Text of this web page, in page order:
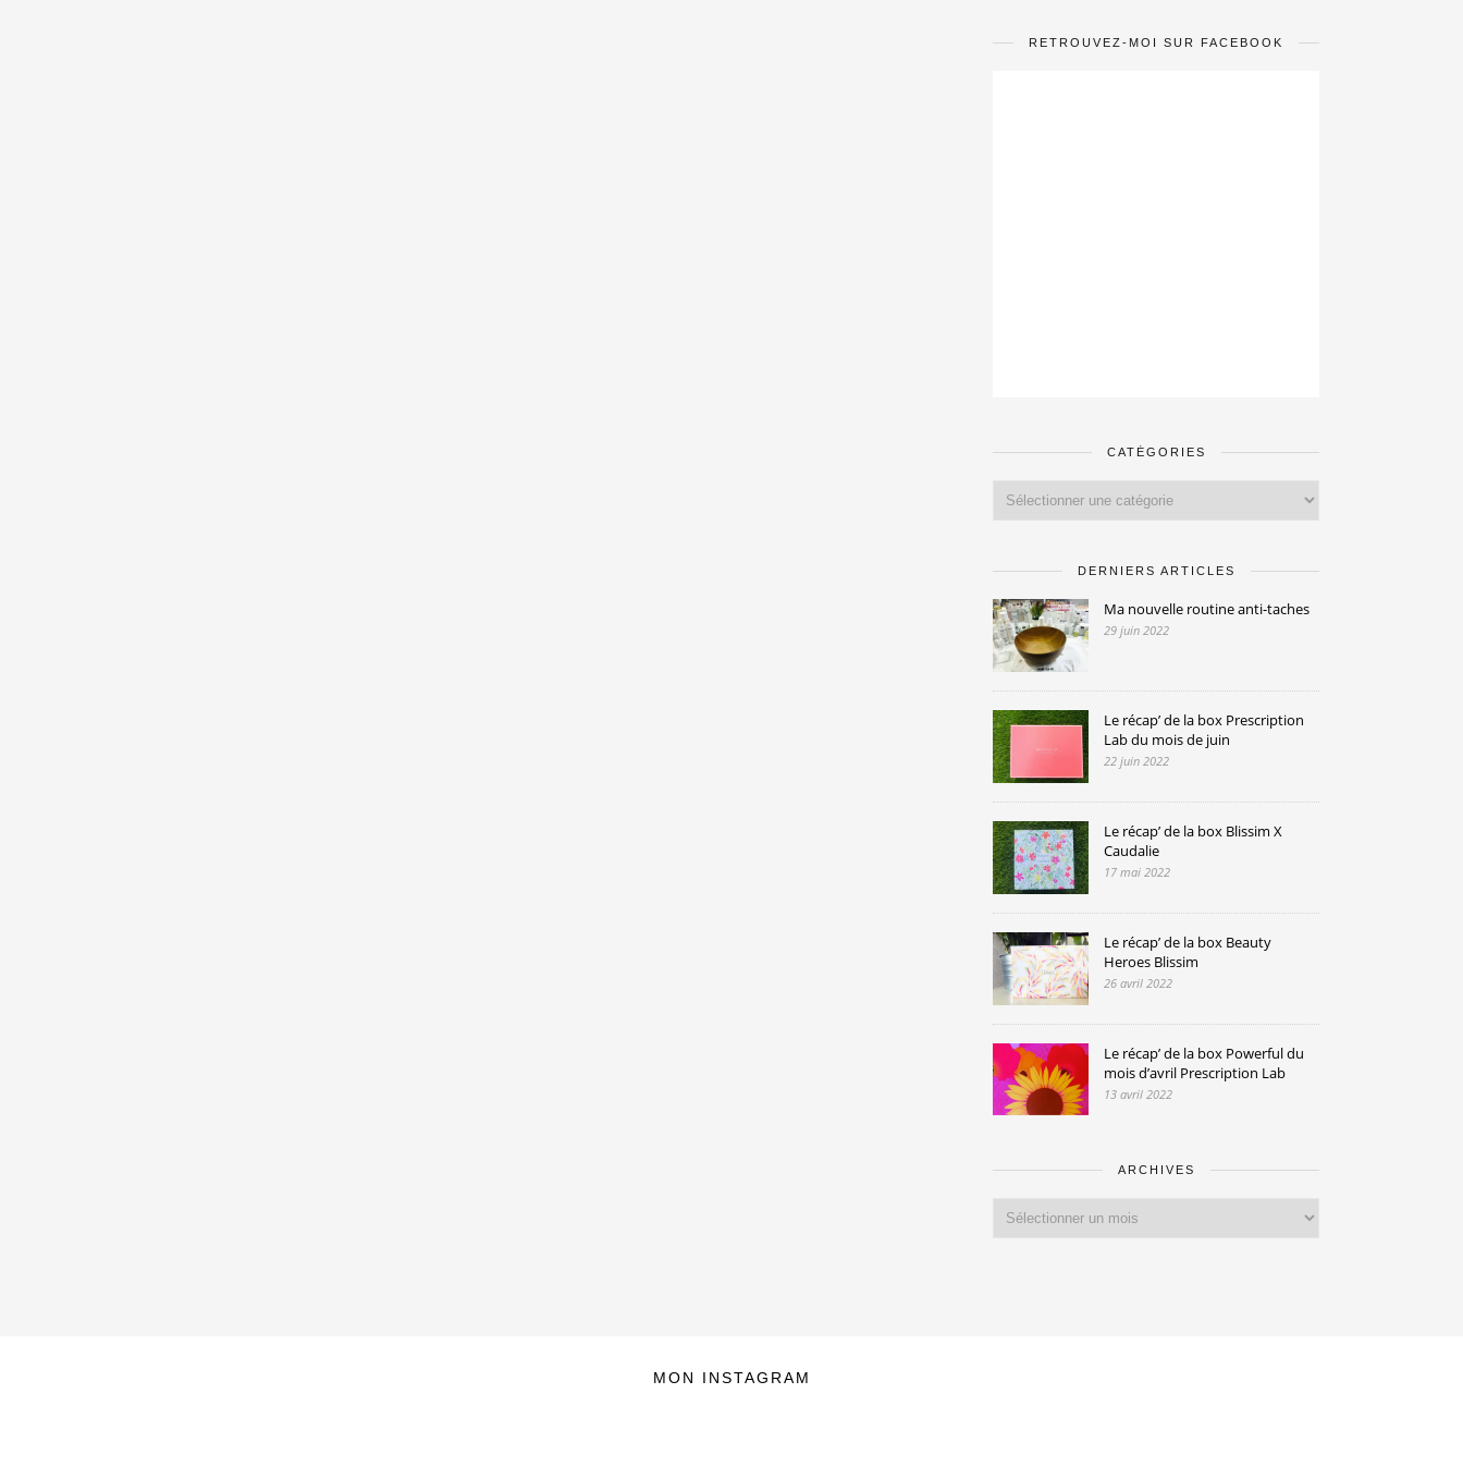
RETROUVEZ-MOI SUR FACEBOOK
CATÉGORIES
DERNIERS ARTICLES
Ma nouvelle routine anti-taches
29 juin 2022
Le récap’ de la box Prescription
Lab du mois de juin
22 juin 2022
Le récap’ de la box Blissim X
Caudalie
17 mai 2022
Le récap’ de la box Beauty
Heroes Blissim
26 avril 2022
Le récap’ de la box Powerful du
mois d’avril Prescription Lab
13 avril 2022
ARCHIVES
MON INSTAGRAM